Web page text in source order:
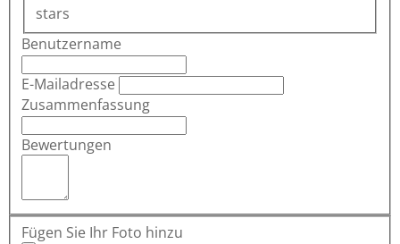
stars
Benutzername
E-Mailadresse
Zusammenfassung
Bewertungen
Fügen Sie Ihr Foto hinzu